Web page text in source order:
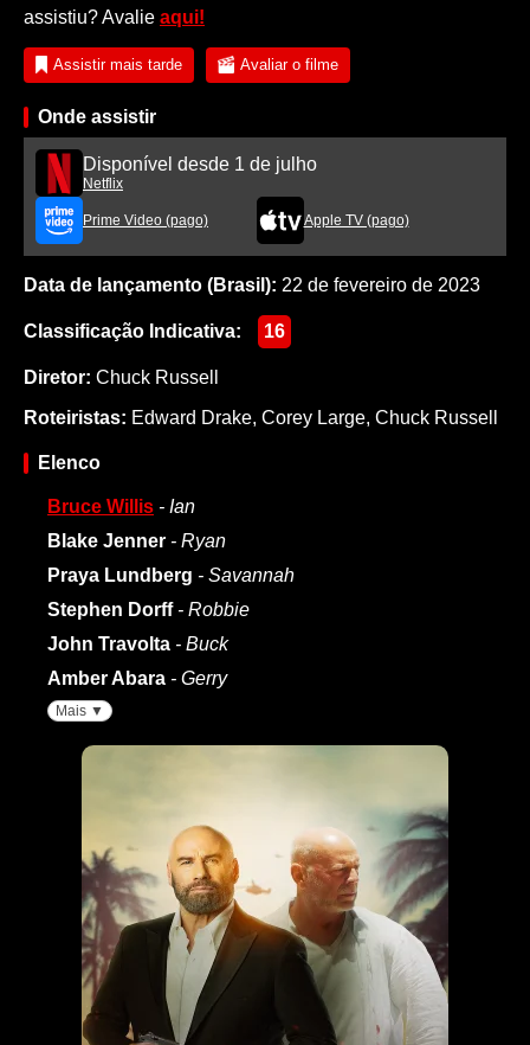
assistiu? Avalie aqui!
Assistir mais tarde Avaliar o filme
Onde assistir
Disponível desde 1 de julho
Netflix
Prime Video (pago) Apple TV (pago)
Data de lançamento (Brasil): 22 de fevereiro de 2023
Classificação Indicativa: 16
Diretor: Chuck Russell
Roteiristas: Edward Drake, Corey Large, Chuck Russell
Elenco
Bruce Willis - Ian
Blake Jenner - Ryan
Praya Lundberg - Savannah
Stephen Dorff - Robbie
John Travolta - Buck
Amber Abara - Gerry
Mais ▼